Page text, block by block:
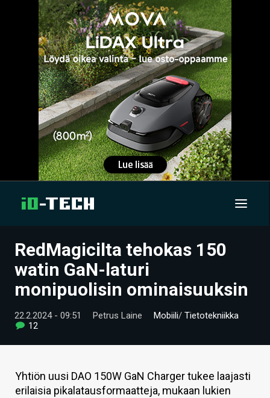
UUTISET
ARTIKKELIT
VIDEOT
HINTA.FI
RedMagicilta tehokas 150
watin GaN-laturi
monipuolisin ominaisuuksin
22.2.2024 - 09:51 Petrus Laine Mobiili/ Tietotekniikka
12
Yhtiön uusi DAO 150W GaN Charger tukee laajasti
erilaisia pikalatausformaatteja, mukaan lukien